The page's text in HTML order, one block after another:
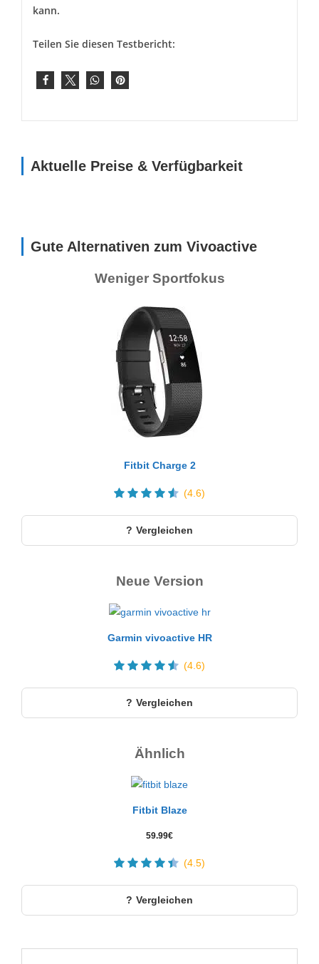
kann.
Teilen Sie diesen Testbericht:
Aktuelle Preise & Verfügbarkeit
Gute Alternativen zum Vivoactive
Weniger Sportfokus
Fitbit Charge 2
(4.6)
Vergleichen
Neue Version
Garmin vivoactive HR
(4.6)
Vergleichen
Ähnlich
Fitbit Blaze
59.99€
(4.5)
Vergleichen